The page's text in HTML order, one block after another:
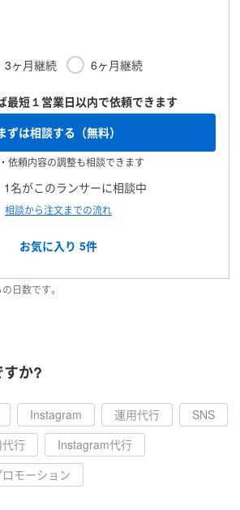
すか?
Instagram 運用代行
SNS
行
Instagram代行
モーション
3ヶ月継続 6ヶ月継続
最短１営業日以内で依頼できます
ずは相談する（無料）
依頼内容の調整も相談できます
1名がこのランサーに相談中
相談から注文までの流れ
お気に入り 5件
日数です。